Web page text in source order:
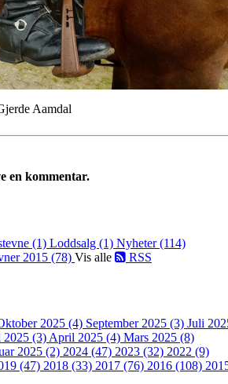
Aamdal
en kommentar.
(1) Loddsalg (1) Nyheter (114)
2015 (78) Vis alle RSS
2025 (4) September 2025 (3) Juli
2025 (3)April 2025 (4) Mars 2025 (8)
2025 (2) 2024 (47) 2023 (32) 2022 (9)
(47) 2018 (33) 2017 (76) 2016 (108)